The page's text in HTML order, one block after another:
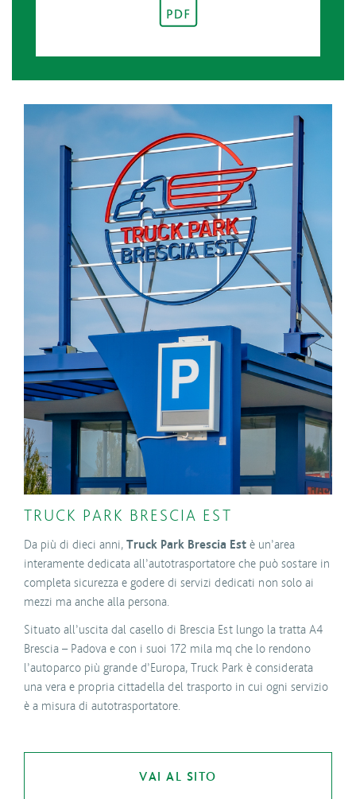
TRUCK PARK BRESCIA EST
Da più di dieci anni, Truck Park Brescia Est è un’area
interamente dedicata all’autotrasportatore che può sostare in
completa sicurezza e godere di servizi dedicati non solo ai
mezzi ma anche alla persona.
Situato all’uscita dal casello di Brescia Est lungo la tratta A4
Brescia – Padova e con i suoi 172 mila mq che lo rendono
l’autoparco più grande d’Europa, Truck Park è considerata
una vera e propria cittadella del trasporto in cui ogni servizio
è a misura di autotrasportatore.
VAI AL SITO